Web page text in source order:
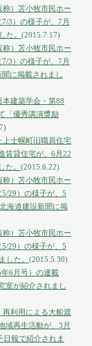
）苫小牧市民ホー
3）の様子が、7月
た。 (2015.7.17)
）苫小牧市民ホー
3）の様子が、7月
に掲載されまし
建築学会・第88
「優秀講演獎励
上士幌町旧職員住宅
賃貸住宅が、6月22
た。 (2015.6.22)
）苫小牧市民ホー
29）の様子が、5
海道建設新聞に掲
）苫小牧市民ホー
29）の様子が、5
した。 (2015.5.30)
年6月号）の連載
室が紹介されまし
再利用による大船渡
域再生活動が、3月
日報で紹介されま